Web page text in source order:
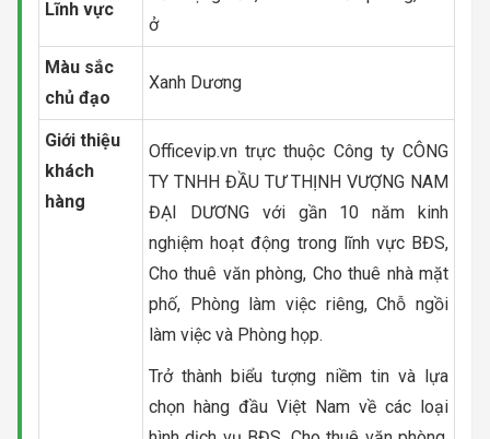
Lĩnh vực
ở
Màu sắc
chủ đạo
Xanh Dương
Giới thiệu
khách
hàng
Officevip.vn trực thuộc Công ty CÔNG
TY TNHH ĐẦU TƯ THỊNH VƯỢNG NAM
ĐẠI DƯƠNG với gần 10 năm kinh
nghiệm hoạt động trong lĩnh vực BĐS,
Cho thuê văn phòng, Cho thuê nhà mặt
phố, Phòng làm việc riêng, Chỗ ngồi
làm việc và Phòng họp.
Trở thành biểu tượng niềm tin và lựa
chọn hàng đầu Việt Nam về các loại